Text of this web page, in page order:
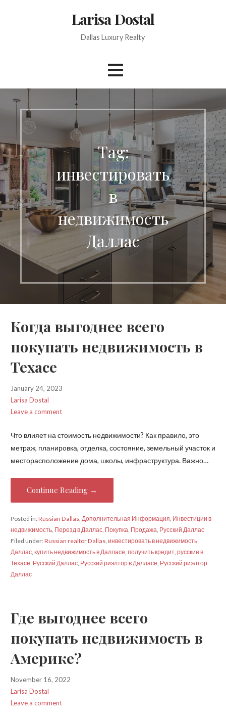
Larisa Dostal
Dallas Luxury Realty
Tag:
инвестировать
в
недвижимость
Даллас
Когда выгоднее всего
покупать недвижимость в
Техасе
January 24, 2023
Larisa Dostal
Leave a comment
Что влияет на стоимость недвижимости? Как правило, это
метраж, планировка, отделка, состояние, земельный участок и
месторасположение дома, школы, инфраструктура. Важно…
Continue Reading →
Posted in:Russian Dallas, Дополнительная Информация, Инвестиции в
недвижимость, Перезд в Даллас, Покупка, Продажа, Русский Даллас
Filed under:Russian realtor Dallas, инвестировать в недвижимость
Даллас, купить недвижимость в Далласе, получить кредит, русские в
Техасе, Русский Даллас, Русский риэлтор в Далласе, Русский риэлтор
Даллас
Где выгоднее всего
покупать недвижимость в
Америке?
November 16, 2022
Larisa Dostal
Leave a comment